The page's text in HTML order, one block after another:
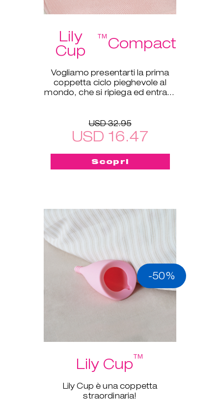
Lily
Cup
™Compact
Vogliamo presentarti la prima
coppetta ciclo pieghevole al
mondo, che si ripiega ed entra in
USD 32.95
USD 16.47
Scopri
-50%
Lily Cup™
Lily Cup è una coppetta
straordinaria!